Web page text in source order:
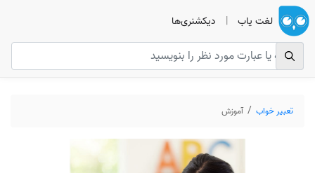
لغت یاب | دیکشنری‌ها
تعبیر خواب آموزش